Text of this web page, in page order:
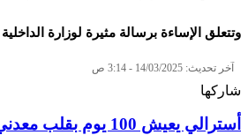
وتتعلق الإساءة برسالة مثيرة لوزارة
آخر تحديث: 14/03/2025 - 3:14 ص
شاركها
عبر
أسترالي يعيش 100 يوم بقلب معدني